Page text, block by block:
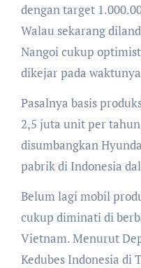
dengan target
Walau sekarang
Nangoi cukup
dikejar pada
Pasalnya basis
2,5 juta unit per
disumbangkan
pabrik di Indonesia
Belum lagi mobil
cukup diminati di
Vietnam. Menurut
Kedubes Indonesia di